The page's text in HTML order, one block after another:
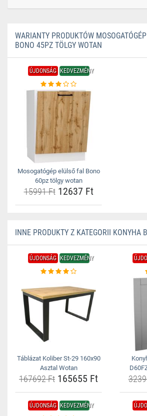
WARIANTY PRODUKTÓW
BONO 45PZ TÖLGY WOTAN
ÚJDONSÁG KEDVEZMÉNY
Mosogatógép elülső fal Bono
60pz tölgy wotan
15991 Ft12637 Ft
INNE PRODUKTY Z KATEGORII KONYHA
ÚJDONSÁG KEDVEZMÉNY
Táblázat Koliber St-29 160x90
Asztal Wotan
167692 Ft 165655 Ft
ÚJDONSÁG KEDVEZMÉNY